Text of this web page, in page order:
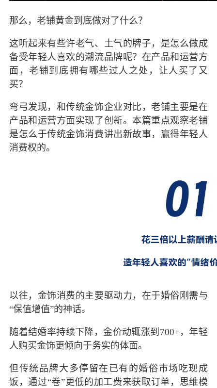
那么，老铺黄金到底做对了什么？
这听起来有些许老气、土气的牌子，是怎么做成
备受年轻人喜欢的潮流品牌呢？在产品和运营方
面，老铺到底拥有哪些过人之处，让人买了又
买？
弯弓发现，和传统金饰企业对比，老铺主要是在
产品和运营方面实现了创新。本篇重点观察老铺
是怎么于传统金饰消费讲出新故事，赢得年轻人
消费权的。
以往，金饰消费的主要驱动力，在于婚俗刚需与
“保值增值”的神话。
随着结婚率持续下降，金价动辄涨到700+，年轻
人购买金饰更倾向于务实的体面。
但传统品牌大多停留在已有的婚俗市场吃现成
饭，通过“卷”更低的加工费来获取订单，思维模